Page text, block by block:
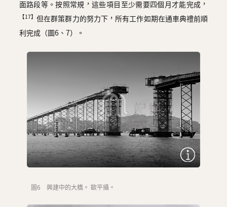
面路段等。按照常規，這些項目至少需要四個月才能完成，
【17】 但在群策群力的努力下，所有工作如期在通車典禮前順
利完成（圖6、7）。
圖6 興建中的大橋。 歐平攝。